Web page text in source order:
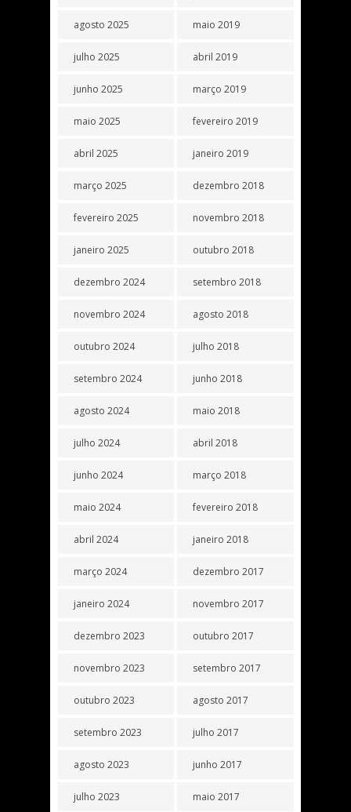
agosto 2025
julho 2025
junho 2025
maio 2025
abril 2025
março 2025
fevereiro 2025
janeiro 2025
dezembro 2024
novembro 2024
outubro 2024
setembro 2024
agosto 2024
julho 2024
junho 2024
maio 2024
abril 2024
março 2024
janeiro 2024
dezembro 2023
novembro 2023
outubro 2023
setembro 2023
agosto 2023
julho 2023
maio 2019
abril 2019
março 2019
fevereiro 2019
janeiro 2019
dezembro 2018
novembro 2018
outubro 2018
setembro 2018
agosto 2018
julho 2018
junho 2018
maio 2018
abril 2018
março 2018
fevereiro 2018
janeiro 2018
dezembro 2017
novembro 2017
outubro 2017
setembro 2017
agosto 2017
julho 2017
junho 2017
maio 2017